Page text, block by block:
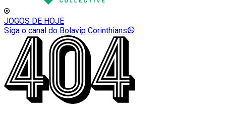
JOGOS DE HOJE
Siga o canal do Bolavip Corinthians